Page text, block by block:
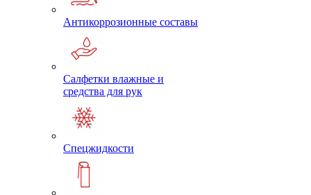
Антикоррозионные составы
Салфетки влажные и
средства для рук
Спецжидкости